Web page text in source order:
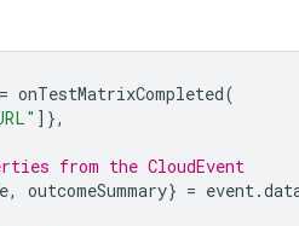
= onTestMatrixCompleted(
]},
from the CloudEvent
, outcomeSummary} = event.